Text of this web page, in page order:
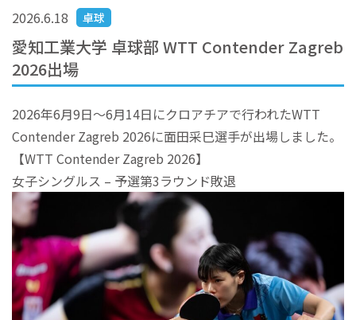
2026.6.18 卓球
愛知工業大学 卓球部 WTT Contender Zagreb
2026出場
2026年6月9日～6月14日にクロアチアで行われたWTT
Contender Zagreb 2026に面田采巳選手が出場しました。
【WTT Contender Zagreb 2026】
女子シングルス – 予選第3ラウンド敗退